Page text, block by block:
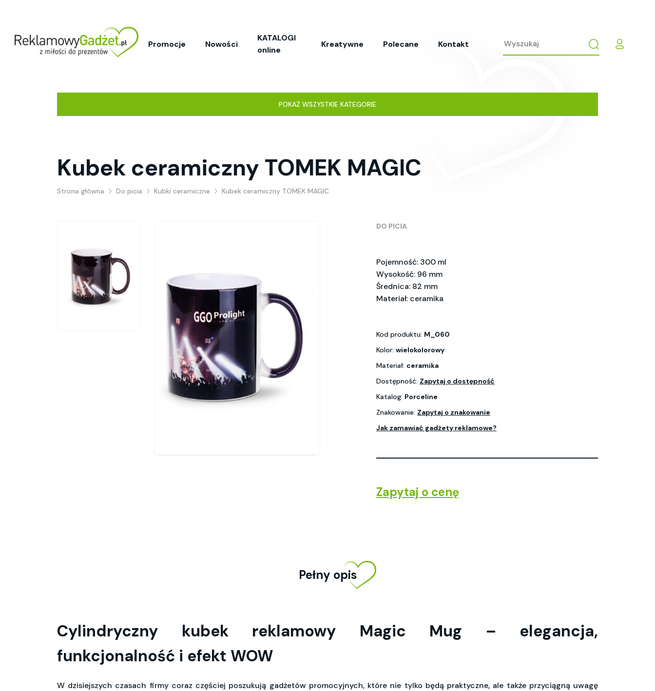
Promocje Nowości
KATALOGI
online
Kreatywne Polecane Kontakt
POKAŻ WSZYSTKIE KATEGORIE
Kubek ceramiczny TOMEK MAGIC
Strona główna Do picia Kubki ceramiczne Kubek ceramiczny TOMEK MAGIC
DO PICIA
Pojemność: 300 ml
Wysokość: 96 mm
Średnica: 82 mm
Materiał: ceramika
Kod produktu: M_060
Kolor: wielokolorowy
Materiał: ceramika
Dostępność: Zapytaj o dostępność
Katalog: Porceline
Znakowanie: Zapytaj o znakowanie
Jak zamawiać gadżety reklamowe?
Zapytaj o cenę
Pełny opis
Cylindryczny kubek reklamowy Magic Mug – elegancja,
funkcjonalność i efekt WOW
W dzisiejszych czasach firmy coraz częściej poszukują gadżetów promocyjnych, które nie tylko będą praktyczne, ale także przyciągną uwagę